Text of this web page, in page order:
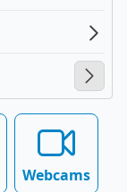
Webcams